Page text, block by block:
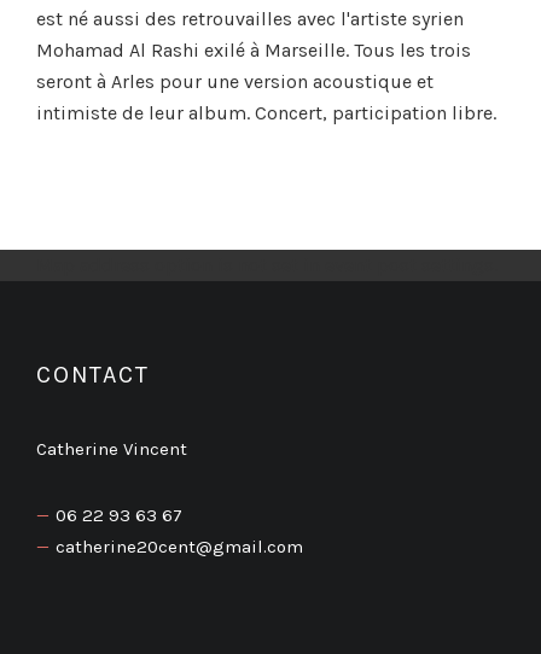
est né aussi des retrouvailles avec l'artiste syrien
Mohamad Al Rashi exilé à Marseille. Tous les trois
seront à Arles pour une version acoustique et
intimiste de leur album. Concert, participation libre.
CONTACT
Catherine Vincent
06 22 93 63 67
catherine20cent@gmail.com